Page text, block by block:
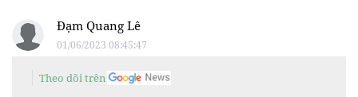
Đạm Quang Lê
01/06/2023 08:45:47
Theo dõi trên